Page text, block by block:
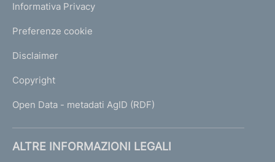
Informativa Privacy
Preferenze cookie
Disclaimer
Copyright
Open Data - metadati AgID (RDF)
ALTRE INFORMAZIONI LEGALI